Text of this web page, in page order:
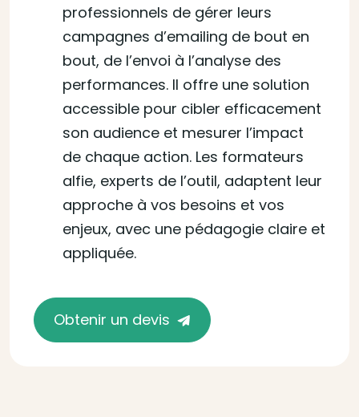
professionnels de gérer leurs
campagnes d’emailing de bout en
bout, de l’envoi à l’analyse des
performances. Il offre une solution
accessible pour cibler efficacement
son audience et mesurer l’impact
de chaque action. Les formateurs
alfie, experts de l’outil, adaptent leur
approche à vos besoins et vos
enjeux, avec une pédagogie claire et
appliquée.
Obtenir un devis